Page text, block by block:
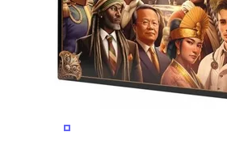
PROMENITE UGAO GLEDANJA